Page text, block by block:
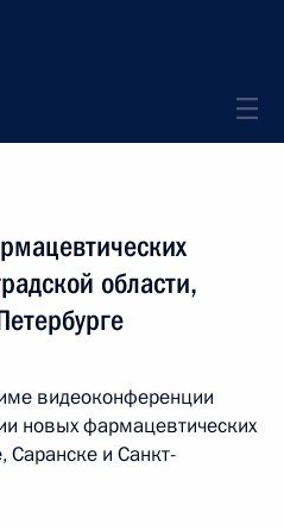
области,
видеоконференции
новых фармацевтических
Саранске и Санкт-